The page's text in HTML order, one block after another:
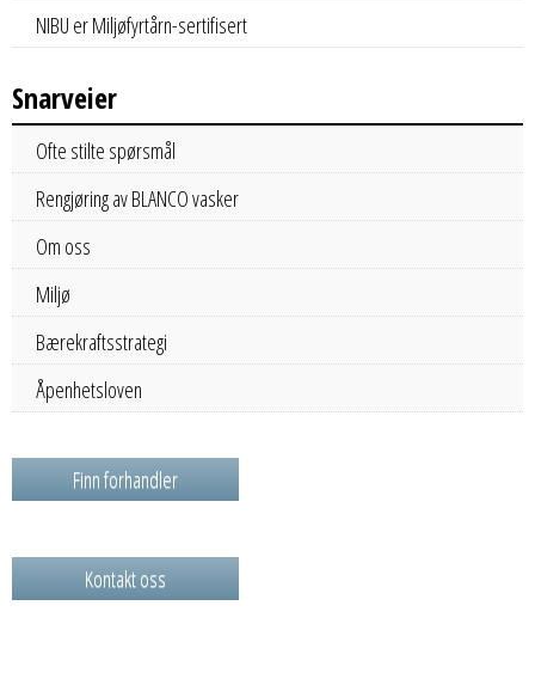
NIBU er Miljøfyrtårn-sertifisert
Snarveier
Ofte stilte spørsmål
Rengjøring av BLANCO vasker
Om oss
Miljø
Bærekraftsstrategi
Åpenhetsloven
Finn forhandler
Kontakt oss